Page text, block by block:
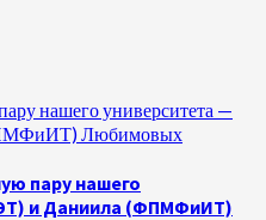
нашего университета —
Любимовых
пару нашего
и Даниила (ФПМФиИТ)